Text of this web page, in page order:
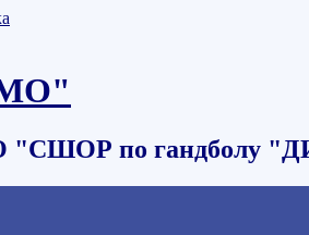
"СШОР по гандболу